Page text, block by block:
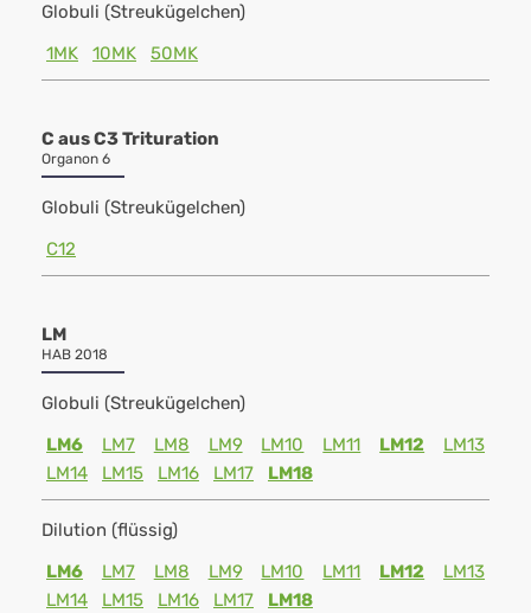
Globuli (Streukügelchen)
1MK
10MK 50MK
C aus C3 Trituration
Organon 6
Globuli (Streukügelchen)
C12
LM
HAB 2018
Globuli (Streukügelchen)
LM6
LM7 LM8 LM9 LM10 LM11 LM12
LM13
LM14
LM15 LM16 LM17 LM18
Dilution (flüssig)
LM6
LM7 LM8 LM9 LM10 LM11 LM12
LM13
LM14
LM15 LM16 LM17 LM18